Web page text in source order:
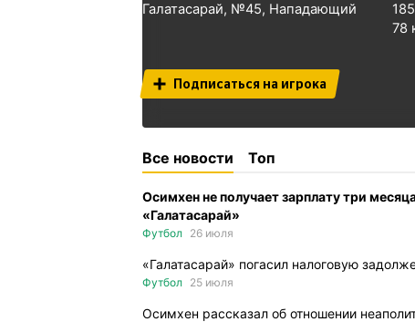
Галатасарай, №45, Нападающий 185
78
Подписаться на игрока
Все новости Топ
Осимхен не получает зарплату три
«Галатасарай»
Футбол 26 июля
«Галатасарай» погасил налоговую
Футбол 25 июля
Осимхен рассказал об отношении